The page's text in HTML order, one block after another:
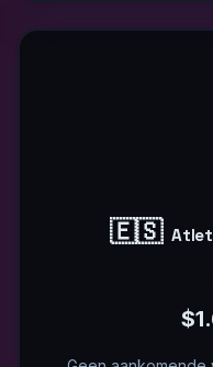
🇪🇸